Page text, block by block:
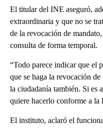
El titular del INE aseguró,
extraordinaria y que no se
de la revocación de
consulta de forma temporal.
“Todo parece indicar que el
que se haga la revocación
la ciudadanía también. Si es
quiere hacerlo conforme a la
El instituto, aclaró el